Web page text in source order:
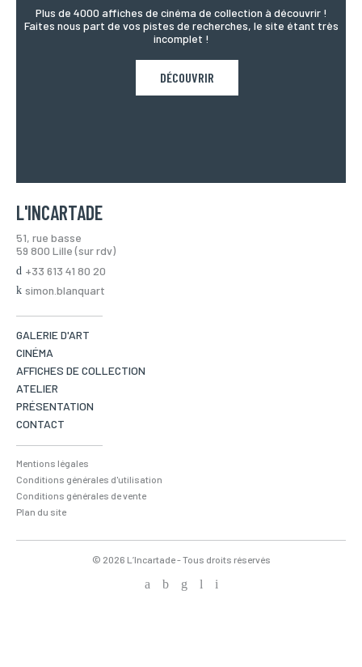
Plus de 4000 affiches de cinéma de collection à découvrir !
Faites nous part de vos pistes de recherches, le site étant très
incomplet !
DÉCOUVRIR
L'INCARTADE
51, rue basse
59 800 Lille (sur rdv)
+33 613 41 80 20
simon.blanquart
GALERIE D'ART
CINÉMA
AFFICHES DE COLLECTION
ATELIER
PRÉSENTATION
CONTACT
Mentions légales
Conditions générales d'utilisation
Conditions générales de vente
Plan du site
© 2026 L’Incartade - Tous droits réservés